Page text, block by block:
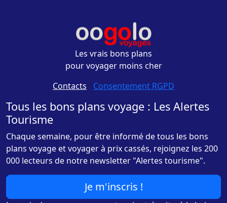
Les vrais bons plans
pour voyager moins cher
Contacts - Consentement RGPD
Tous les bons plans voyage : Les Alertes
Tourisme
Chaque semaine, pour être informé de tous les bons
plans voyage et voyager à prix cassés, rejoignez les 200
000 lecteurs de notre newsletter "Alertes tourisme".
Je m'inscris !